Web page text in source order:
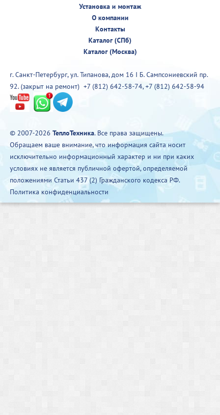
Установка и монтаж
О компании
Контакты
Каталог (СПб)
Каталог (Москва)
г. Санкт-Петербург, ул. Типанова, дом 16 I Б. Сампсониевский пр.
92. (закрыт на ремонт) +7 (812) 642-58-74,+7 (812) 642-58-94
© 2007-2026 ТеплоТехника. Все права защищены.
Обращаем ваше внимание, что информация сайта носит
исключительно информационный характер и ни при каких
условиях не является публичной офертой, определяемой
положениями Статьи 437 (2) Гражданского кодекса РФ.
Политика конфиденциальности